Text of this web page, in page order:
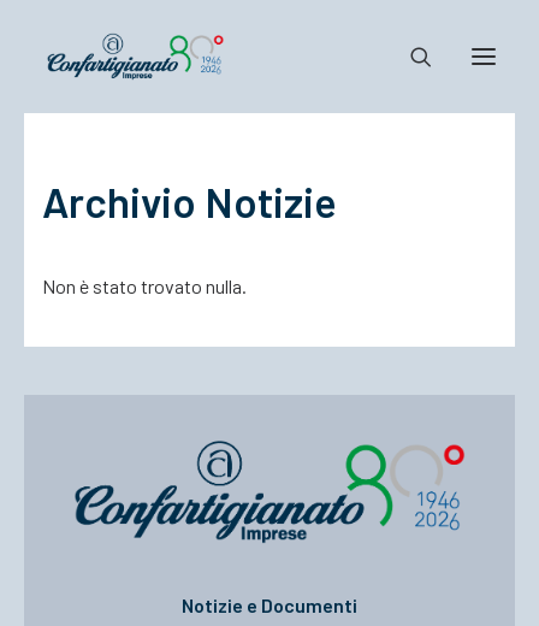
Confartigianato
Il Sistema
Archivio Notizie
Non è stato trovato nulla.
Notizie e Documenti